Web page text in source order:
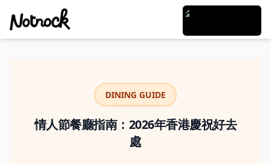
DINING GUIDE
情人節餐廳指南：2026年香港慶祝好去
處